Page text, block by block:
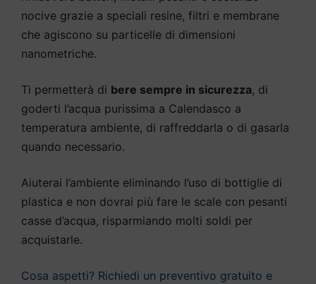
nocive grazie a speciali resine, filtri e membrane
che agiscono su particelle di dimensioni
nanometriche.
Ti permetterà di bere sempre in sicurezza, di
goderti l’acqua purissima a Calendasco a
temperatura ambiente, di raffreddarla o di gasarla
quando necessario.
Aiuterai l’ambiente eliminando l’uso di bottiglie di
plastica e non dovrai più fare le scale con pesanti
casse d’acqua, risparmiando molti soldi per
acquistarle.
Cosa aspetti? Richiedi un preventivo gratuito e